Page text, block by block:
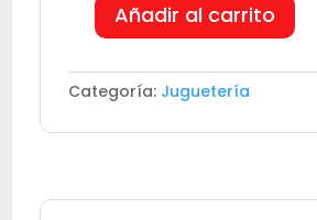
Keeppley
Ice
Room
en
cantidad
Añadir al carrito
Categoría: Juguetería